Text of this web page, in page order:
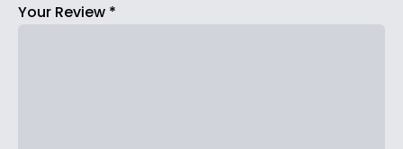
Your Review *